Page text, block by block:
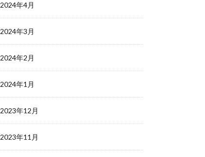
2024年4月
2024年3月
2024年2月
2024年1月
2023年12月
2023年11月